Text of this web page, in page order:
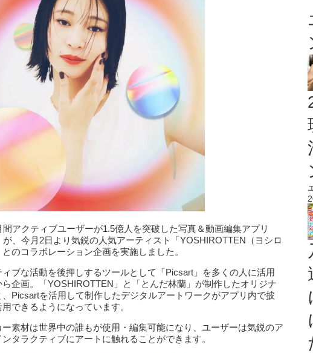
アクティブユーザーが1.5億人を突破した写真＆動画編集アプリ
が、今月2日より気鋭の人気アーティスト「YOSHIROTTEN（ヨシロ
のコラボレーション企画を実施しました。
ブな活動を後押しするツールとして「Picsart」を多くの人に活用
企画。「YOSHIROTTEN」と「とんだ林蘭」が制作したオリジナ
Picsartを活用して制作したデジタルアートワークがアプリ内で披
できるようになっています。
素材は世界中の誰もが使用・編集可能になり、ユーザーは気鋭のア
タラクティブにアートに触れることができます。